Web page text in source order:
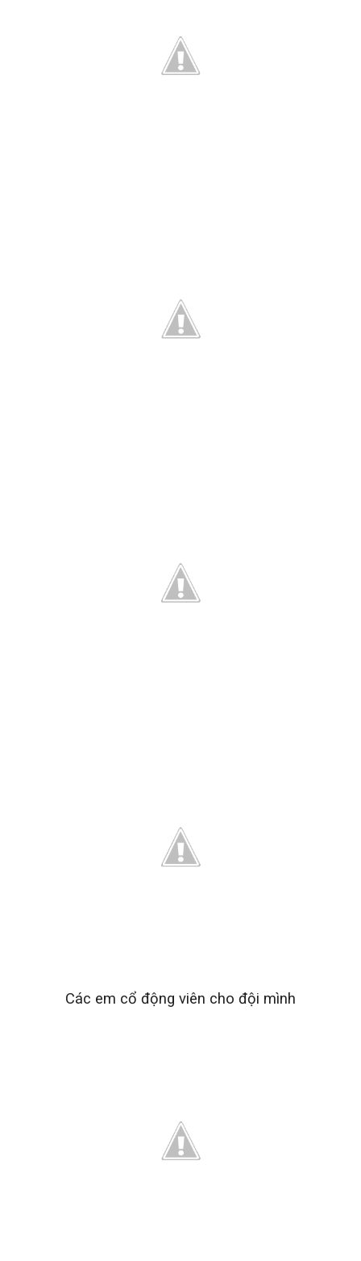
Các em cổ động viên cho đội mình